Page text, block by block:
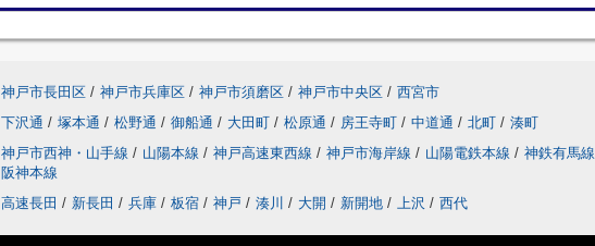
神戸市長田区 / 神戸市兵庫区 / 神戸市須磨区 / 神戸市中央区 / 西宮市
下沢通 / 塚本通 / 松野通 / 御船通 / 大田町 / 松原通 / 房王寺町 / 中道通 / 北町 / 湊町
神戸市西神・山手線 / 山陽本線 / 神戸高速東西線 / 神戸市海岸線 / 山陽電鉄本線 / 神鉄有馬線
阪神本線
高速長田 / 新長田 / 兵庫 / 板宿 / 神戸 / 湊川 / 大開 / 新開地 / 上沢 / 西代